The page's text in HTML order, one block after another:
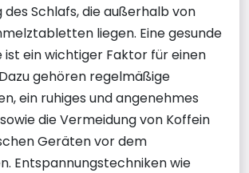
Schlafs, die außerhalb von
liegen. Eine gesunde
ist ein wichtiger Faktor für einen
gehören regelmäßige
ein ruhiges und angenehmes
die Vermeidung von Koffein
Geräten vor dem
Entspannungstechniken wie